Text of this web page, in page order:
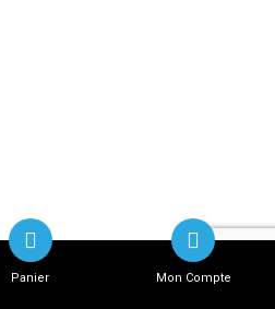
Panier Mon Compte